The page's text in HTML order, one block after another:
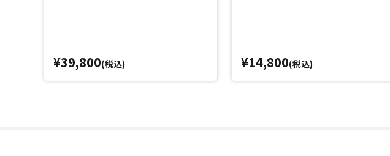
¥39,800(税込) ¥14,800(税込)